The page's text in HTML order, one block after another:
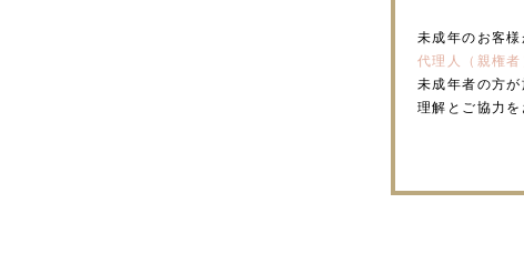
未成年のお客
代理人（親権
未成年者の方
理解とご協力を